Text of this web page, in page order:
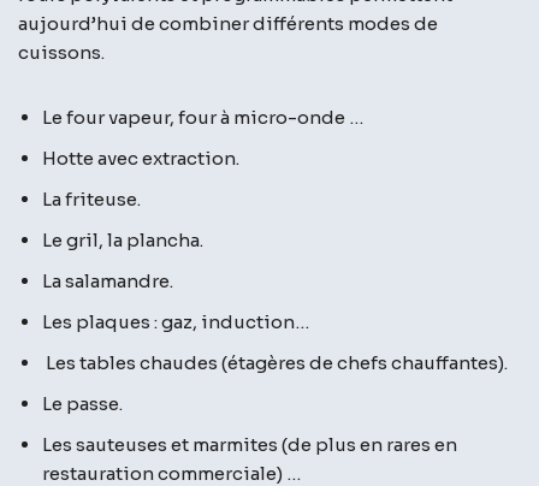
aujourd’hui de combiner différents modes de
cuissons.
Le four vapeur, four à micro-onde …
Hotte avec extraction.
La friteuse.
Le gril, la plancha.
La salamandre.
Les plaques : gaz, induction…
Les tables chaudes (étagères de chefs chauffantes).
Le passe.
Les sauteuses et marmites (de plus en rares en
restauration commerciale) …